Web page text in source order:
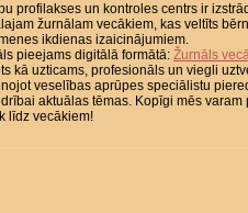
profilakses un kontroles centrs ir
žurnālam vecākiem, kas veltīts
ikdienas izaicinājumiem.
pieejams digitālā formātā: Žurnāls
kā uzticams, profesionāls un viegli
veselības aprūpes speciālistu
aktuālas tēmas. Kopīgi mēs
līdz vecākiem!